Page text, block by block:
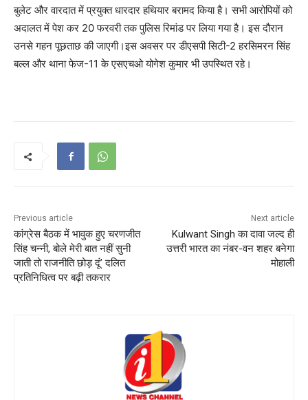
बुलेट और वारदात में प्रयुक्त धारदार हथियार बरामद किया है। सभी आरोपियों को
अदालत में पेश कर 20 फरवरी तक पुलिस रिमांड पर लिया गया है। इस दौरान
उनसे गहन पूछताछ की जाएगी।इस अवसर पर डीएसपी सिटी-2 हरसिमरन सिंह
बल्ल और थाना फेज-11 के एसएचओ योगेश कुमार भी उपस्थित रहे।
Previous article
कांग्रेस बैठक में भावुक हुए चरणजीत
सिंह चन्नी, बोले मेरी बात नहीं सुनी
जाती तो राजनीति छोड़ दूं’ दलित
प्रतिनिधित्व पर बढ़ी तकरार
Next article
Kulwant Singh का दावा जल्द ही
उत्तरी भारत का नंबर-वन शहर बनेगा
मोहाली